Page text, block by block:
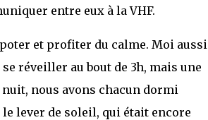
entre eux à la VHF.
et profiter du calme. Moi aussi
réveiller au bout de 3h, mais une
nous avons chacun dormi
le lever de soleil, qui était encore